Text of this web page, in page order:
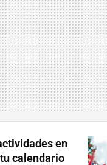
en
calendario